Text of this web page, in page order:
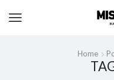
Home